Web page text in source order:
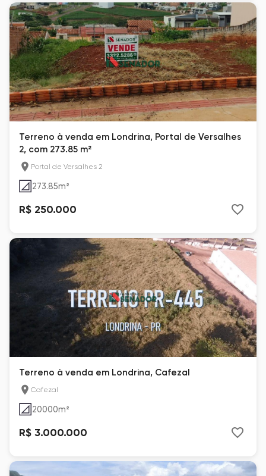
Terreno à venda em Londrina, Portal de Versalhes
2, com 273.85 m²
Portal de Versalhes 2
273.85m²
R$ 250.000
Terreno à venda em Londrina, Cafezal
Cafezal
20000m²
R$ 3.000.000